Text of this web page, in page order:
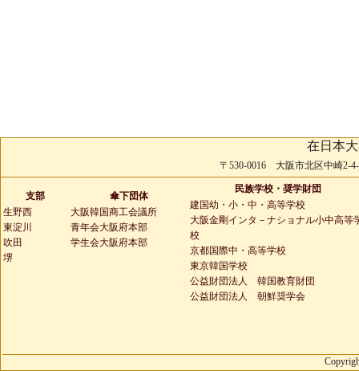
在日本
〒530-0016 大阪市北区中崎2-
支部
生野西
東淀川
吹田
堺
傘下団体
大阪韓国商工会議所
青年会大阪府本部
学生会大阪府本部
民族学校・奨学財団
建国幼・小・中・高等学校
大阪金剛インタ－ナショナル小中高等
校
京都国際中・高等学校
東京韓国学校
公益財団法人 韓国教育財団
公益財団法人 朝鮮奨学会